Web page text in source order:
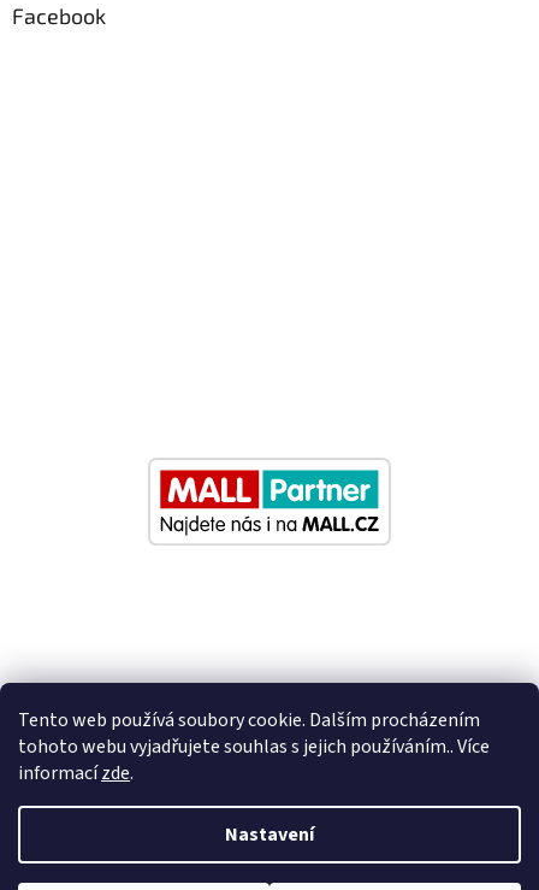
Tento web používá soubory cookie. Dalším procházením
tohoto webu vyjadřujete souhlas s jejich používáním.. Více
informacízde.
Nastavení
Facebook
Nastavil tým EshopyUmíme.cz